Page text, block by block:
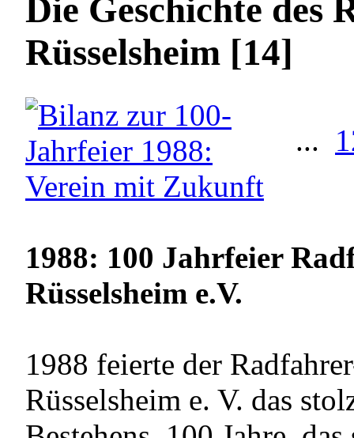
Die Geschichte des
Rüsselsheim [14]
...
1988: 100 Jahrfeier
Rüsselsheim e.V.
1988 feierte der
Rüsselsheim e. V. das